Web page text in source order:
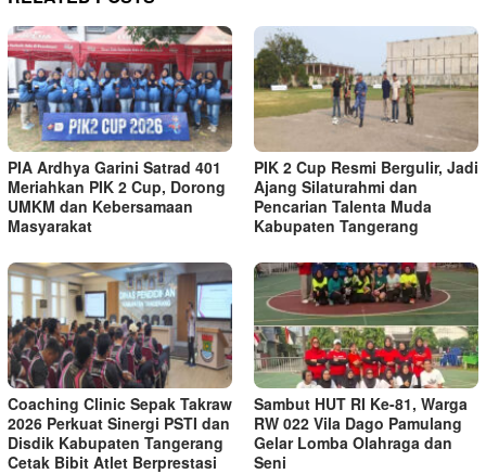
PIA Ardhya Garini Satrad 401
Meriahkan PIK 2 Cup, Dorong
UMKM dan Kebersamaan
Masyarakat
PIK 2 Cup Resmi Bergulir, Jadi
Ajang Silaturahmi dan
Pencarian Talenta Muda
Kabupaten Tangerang
Coaching Clinic Sepak Takraw
2026 Perkuat Sinergi PSTI dan
Disdik Kabupaten Tangerang
Cetak Bibit Atlet Berprestasi
Sambut HUT RI Ke-81, Warga
RW 022 Vila Dago Pamulang
Gelar Lomba Olahraga dan
Seni